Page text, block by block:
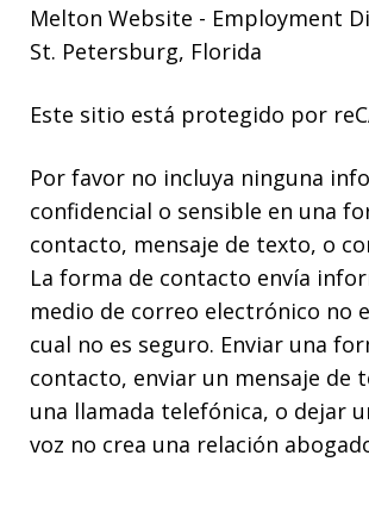
Melton Website - Employment
St. Petersburg, Florida
Este sitio está protegido por
Por favor no incluya ninguna
confidencial o sensible en una
contacto, mensaje de texto, o
La forma de contacto envía
medio de correo electrónico no
cual no es seguro. Enviar una
contacto, enviar un mensaje de
una llamada telefónica, o dejar
voz no crea una relación